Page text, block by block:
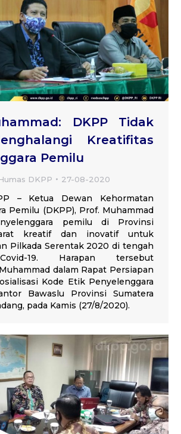
DKPP Tidak
Kreatifitas
Pemilu
DKPP 27-08-2020
– Ketua Dewan Kehormatan
Pemilu (DKPP), Prof. Muhammad
pemilu di Provinsi
kreatif dan inovatif untuk
Pilkada Serentak 2020 di tengah
19. Harapan tersebut
dalam Rapat Persiapan
Kode Etik Penyelenggara
Bawaslu Provinsi Sumatera
pada Kamis (27/8/2020).